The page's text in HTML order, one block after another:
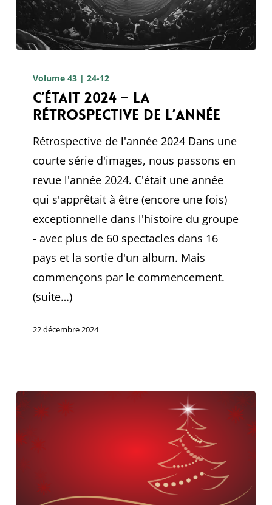
2024
rétrospective
l’année
Volume 43 | 24-12
C’était 2024 – La
rétrospective de l’année
Rétrospective de l'année 2024 Dans une
courte série d'images, nous passons en
revue l'année 2024. C'était une année
qui s'apprêtait à être (encore une fois)
exceptionnelle dans l'histoire du groupe
- avec plus de 60 spectacles dans 16
pays et la sortie d'un album. Mais
commençons par le commencement.
(suite…)
22 décembre 2024